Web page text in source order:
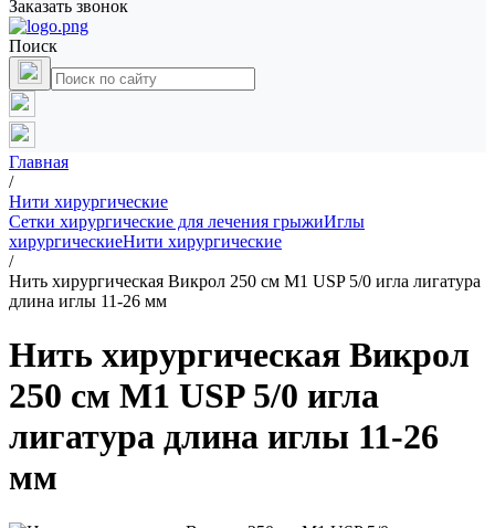
Заказать звонок
Поиск
Главная
/
Нити хирургические
Сетки хирургические для лечения грыжиИглы
хирургическиеНити хирургические
/
Нить хирургическая Викрол 250 см М1 USP 5/0 игла лигатура
длина иглы 11-26 мм
Нить хирургическая Викрол
250 см М1 USP 5/0 игла
лигатура длина иглы 11-26
мм